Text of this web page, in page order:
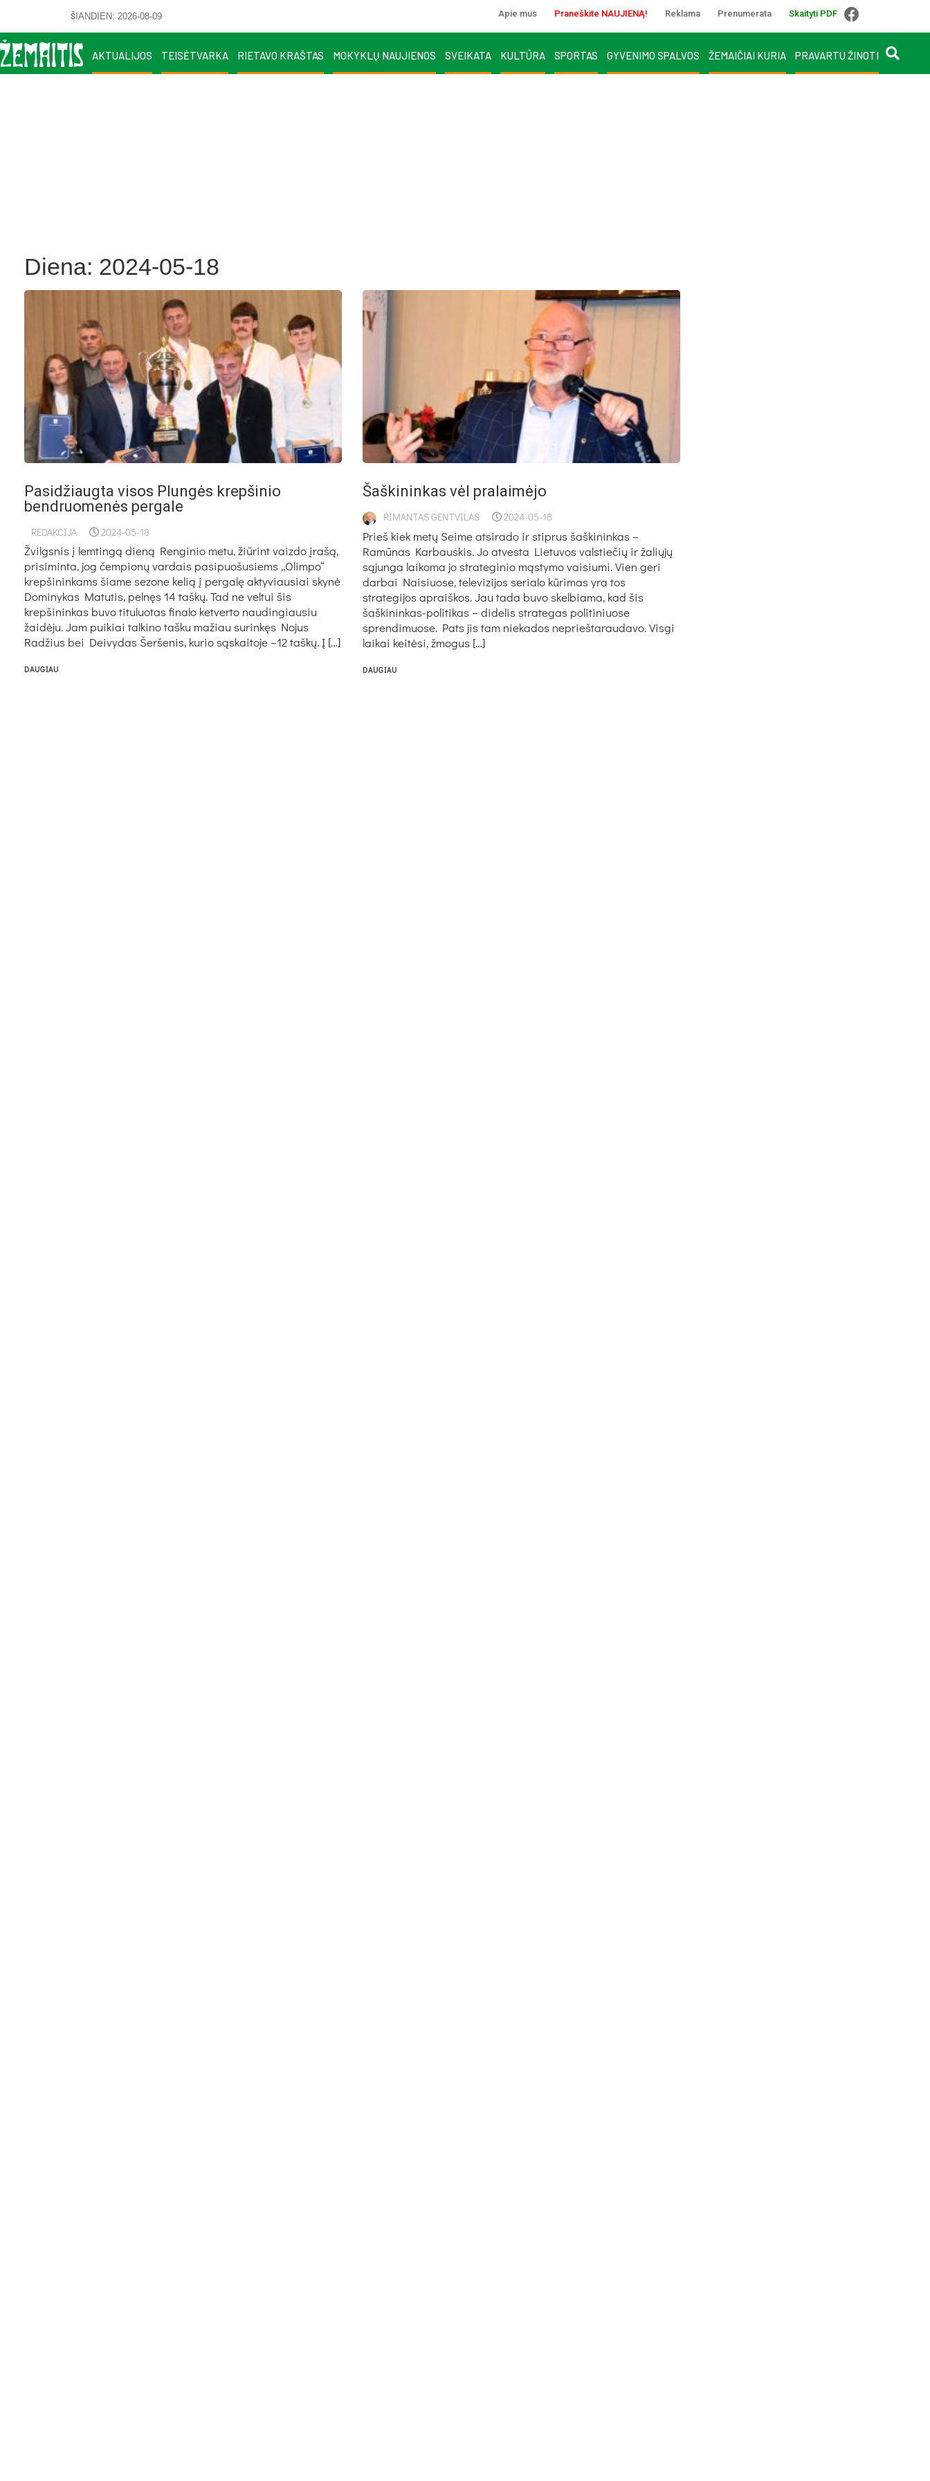
ŠIANDIEN: 2026-08-09 Apie mus Praneškite NAUJIENĄ! Reklama Prenumerata Skaityti PDF
AKTUALIJOS TEISĖTVARKA RIETAVO KRAŠTAS MOKYKLŲ NAUJIENOS SVEIKATA KULTŪRA SPORTAS GYVENIMO SPALVOS ŽEMAIČIAI KURIA PRAVARTU ŽINOTI
Diena: 2024-05-18
Pasidžiaugta visos Plungės krepšinio
bendruomenės pergale
REDAKCIJA 2024-05-18
Žvilgsnis į lemtingą dieną Renginio metu, žiūrint vaizdo įrašą,
prisiminta, jog čempionų vardais pasipuošusiems „Olimpo“
krepšininkams šiame sezone kelią į pergalę aktyviausiai skynė
Dominykas Matutis, pelnęs 14 taškų. Tad ne veltui šis
krepšininkas buvo tituluotas finalo ketverto naudingiausiu
žaidėju. Jam puikiai talkino tašku mažiau surinkęs Nojus
Radžius bei Deivydas Šeršenis, kurio sąskaitoje –12 taškų. Į […]
DAUGIAU
Šaškininkas vėl pralaimėjo
RIMANTAS GENTVILAS 2024-05-18
Prieš kiek metų Seime atsirado ir stiprus šaškininkas –
Ramūnas Karbauskis. Jo atvesta Lietuvos valstiečių ir žaliųjų
sąjunga laikoma jo strateginio mąstymo vaisiumi. Vien geri
darbai Naisiuose, televizijos serialo kūrimas yra tos
strategijos apraiškos. Jau tada buvo skelbiama, kad šis
šaškininkas-politikas – didelis strategas politiniuose
sprendimuose. Pats jis tam niekados neprieštaraudavo. Visgi
laikai keitėsi, žmogus […]
DAUGIAU